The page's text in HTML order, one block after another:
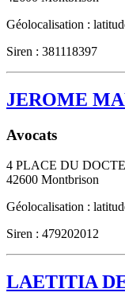
Géolocalisation :
Siren : 381118397
JEROME
Avocats
4 PLACE DU
42600 Montbrison
Géolocalisation :
Siren : 479202012
LAETITIA